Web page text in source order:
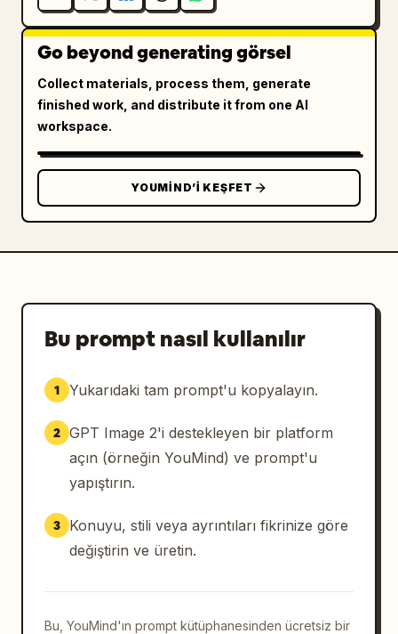
Go beyond generating görsel
Collect materials, process them, generate
finished work, and distribute it from one AI
workspace.
YOUMIND’I KEŞFET
Bu prompt nasıl kullanılır
1 Yukarıdaki tam prompt'u kopyalayın.
2 GPT Image 2'i destekleyen bir platform
açın (örneğin YouMind) ve prompt'u
yapıştırın.
3
Konuyu, stili veya ayrıntıları fikrinize göre
değiştirin ve üretin.
Bu, YouMind'ın prompt kütüphanesinden ücretsiz bir